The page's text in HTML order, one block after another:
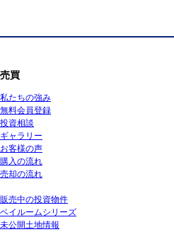
売買
私たちの強み
無料会員登録
投資相談
ギャラリー
お客様の声
購入の流れ
売却の流れ
販売中の投資物件
ベイルームシリーズ
未公開土地情報